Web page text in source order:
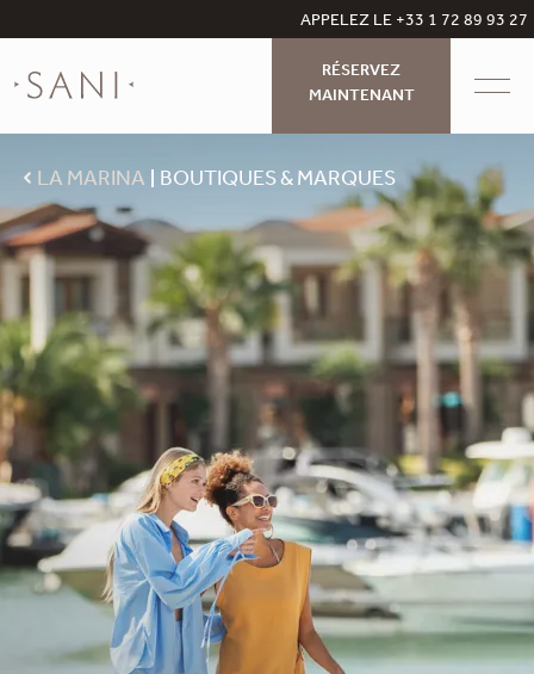
APPELEZ LE +33 1 72 89 93 27
RÉSERVEZ
MAINTENANT
LA MARINA BOUTIQUES & MARQUES